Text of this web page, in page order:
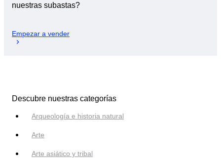
nuestras subastas?
Empezar a vender
Descubre nuestras categorías
Arqueología e historia natural
Arte
Arte asiático y tribal